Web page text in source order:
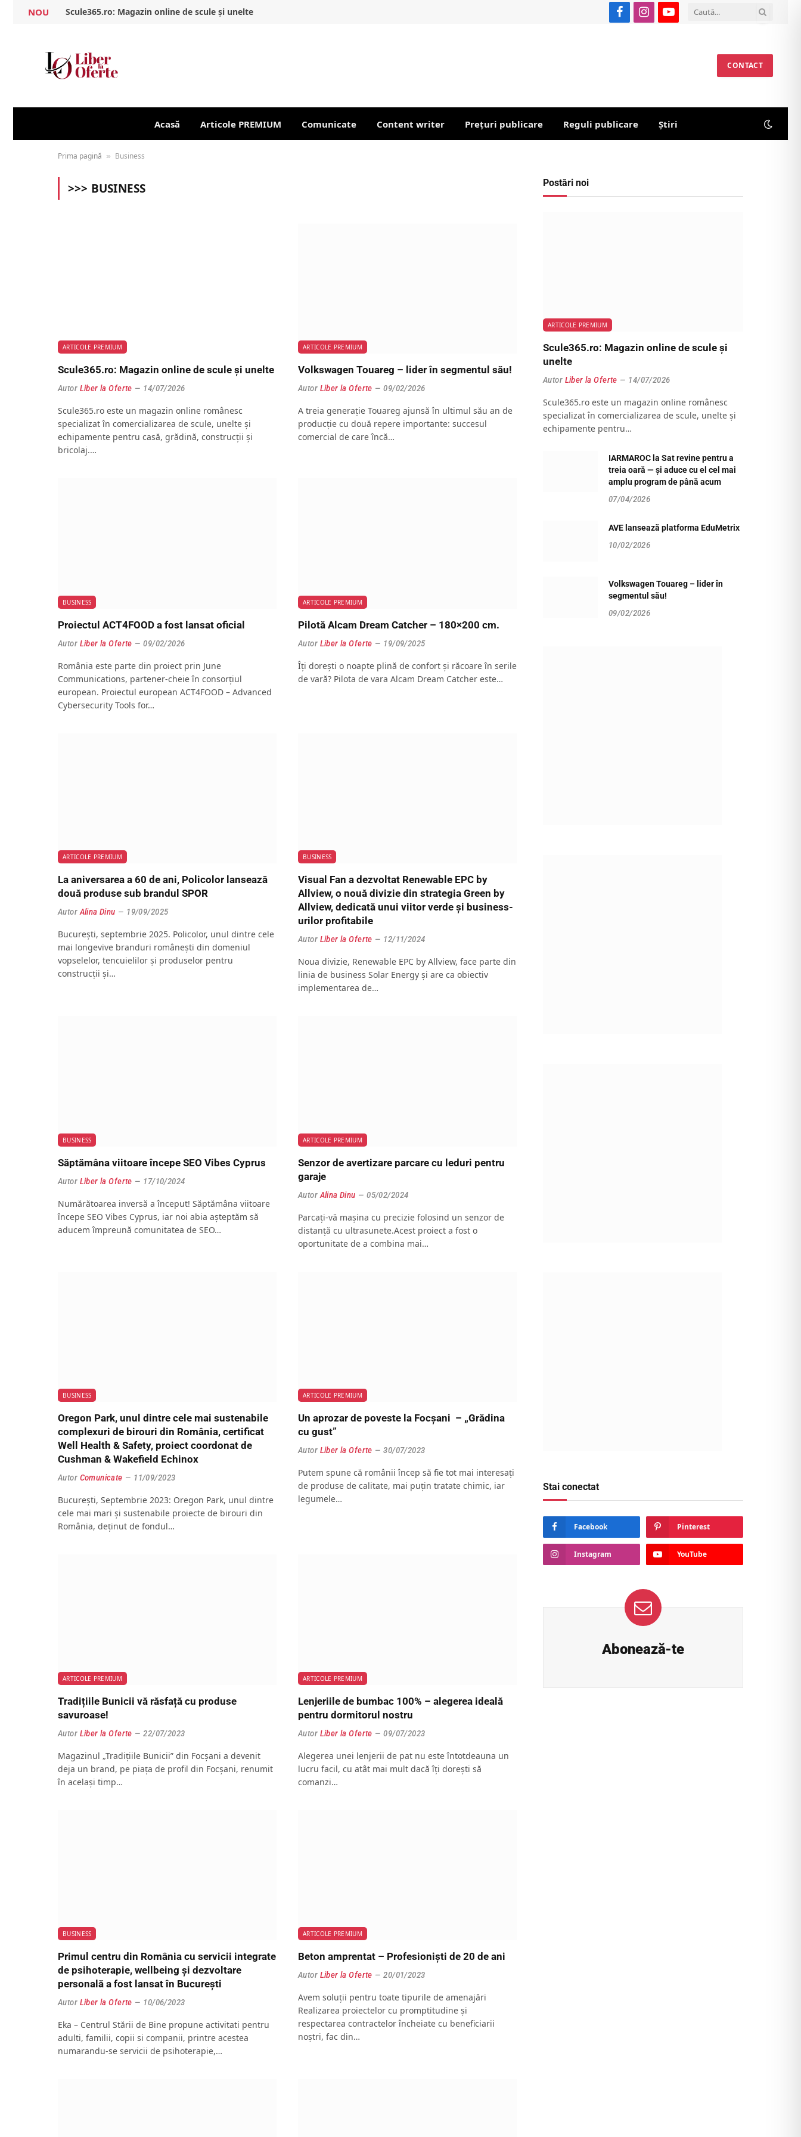
NOU Scule365.ro: Magazin online de scule și unelte FacebookInstagramYouTube
CONTACT
Acasă Articole PREMIUM Comunicate Content writer Prețuri publicare Reguli publicare Știri
Prima pagină » Business
>>> BUSINESS
ARTICOLE PREMIUM
Scule365.ro: Magazin online de scule și unelte
Autor Liber la Oferte 14/07/2026
Scule365.ro este un magazin online românesc
specializat în comercializarea de scule, unelte și
echipamente pentru casă, grădină, construcții și
bricolaj.…
ARTICOLE PREMIUM
Volkswagen Touareg – lider în segmentul său!
Autor Liber la Oferte 09/02/2026
A treia generație Touareg ajunsă în ultimul său an de
producție cu două repere importante: succesul
comercial de care încă…
BUSINESS
Proiectul ACT4FOOD a fost lansat oficial
Autor Liber la Oferte 09/02/2026
România este parte din proiect prin June
Communications, partener-cheie în consorțiul
european. Proiectul european ACT4FOOD – Advanced
Cybersecurity Tools for…
ARTICOLE PREMIUM
Pilotă Alcam Dream Catcher – 180×200 cm.
Autor Liber la Oferte 19/09/2025
Îți dorești o noapte plină de confort și răcoare în serile
de vară? Pilota de vara Alcam Dream Catcher este…
ARTICOLE PREMIUM
La aniversarea a 60 de ani, Policolor lansează
două produse sub brandul SPOR
Autor Alina Dinu 19/09/2025
București, septembrie 2025. Policolor, unul dintre cele
mai longevive branduri românești din domeniul
vopselelor, tencuielilor și produselor pentru
construcții și…
BUSINESS
Visual Fan a dezvoltat Renewable EPC by
Allview, o nouă divizie din strategia Green by
Allview, dedicată unui viitor verde și business-
urilor profitabile
Autor Liber la Oferte 12/11/2024
Noua divizie, Renewable EPC by Allview, face parte din
linia de business Solar Energy și are ca obiectiv
implementarea de…
BUSINESS
Săptămâna viitoare începe SEO Vibes Cyprus
Autor Liber la Oferte 17/10/2024
Numărătoarea inversă a început! Săptămâna viitoare
începe SEO Vibes Cyprus, iar noi abia așteptăm să
aducem împreună comunitatea de SEO…
ARTICOLE PREMIUM
Senzor de avertizare parcare cu leduri pentru
garaje
Autor Alina Dinu 05/02/2024
Parcați-vă mașina cu precizie folosind un senzor de
distanță cu ultrasunete.Acest proiect a fost o
oportunitate de a combina mai…
BUSINESS
Oregon Park, unul dintre cele mai sustenabile
complexuri de birouri din România, certificat
Well Health & Safety, proiect coordonat de
Cushman & Wakefield Echinox
Autor Comunicate 11/09/2023
București, Septembrie 2023: Oregon Park, unul dintre
cele mai mari și sustenabile proiecte de birouri din
România, deținut de fondul…
ARTICOLE PREMIUM
Un aprozar de poveste la Focșani – „Grădina
cu gust”
Autor Liber la Oferte 30/07/2023
Putem spune că românii încep să fie tot mai interesați
de produse de calitate, mai puțin tratate chimic, iar
legumele…
ARTICOLE PREMIUM
Tradițiile Bunicii vă răsfață cu produse
savuroase!
Autor Liber la Oferte 22/07/2023
Magazinul „Tradițiile Bunicii” din Focșani a devenit
deja un brand, pe piața de profil din Focșani, renumit
în același timp…
ARTICOLE PREMIUM
Lenjeriile de bumbac 100% – alegerea ideală
pentru dormitorul nostru
Autor Liber la Oferte 09/07/2023
Alegerea unei lenjerii de pat nu este întotdeauna un
lucru facil, cu atât mai mult dacă îți dorești să
comanzi…
BUSINESS
Primul centru din România cu servicii integrate
de psihoterapie, wellbeing și dezvoltare
personală a fost lansat în București
Autor Liber la Oferte 10/06/2023
Eka – Centrul Stării de Bine propune activitati pentru
adulti, familii, copii si companii, printre acestea
numarandu-se servicii de psihoterapie,…
ARTICOLE PREMIUM
Beton amprentat – Profesioniști de 20 de ani
Autor Liber la Oferte 20/01/2023
Avem soluții pentru toate tipurile de amenajări
Realizarea proiectelor cu promptitudine și
respectarea contractelor încheiate cu beneficiarii
noștri, fac din…
Postări noi
ARTICOLE PREMIUM
Scule365.ro: Magazin online de scule și
unelte
Autor Liber la Oferte 14/07/2026
Scule365.ro este un magazin online românesc
specializat în comercializarea de scule, unelte și
echipamente pentru…
IARMAROC la Sat revine pentru a
treia oară — și aduce cu el cel mai
amplu program de până acum
07/04/2026
AVE lansează platforma EduMetrix
10/02/2026
Volkswagen Touareg – lider în
segmentul său!
09/02/2026
Stai conectat
Facebook Pinterest
Instagram YouTube
Abonează-te